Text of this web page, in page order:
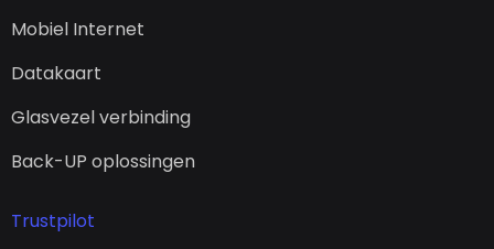
Mobiel Internet
Datakaart
Glasvezel verbinding
Back-UP oplossingen
Trustpilot